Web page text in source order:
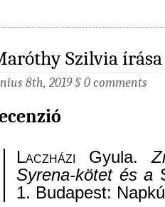
Szilvia írása
8th, 2019§ 0 comments
Laczházi Gyula.
Syrena-kötet és a
1. Budapest: